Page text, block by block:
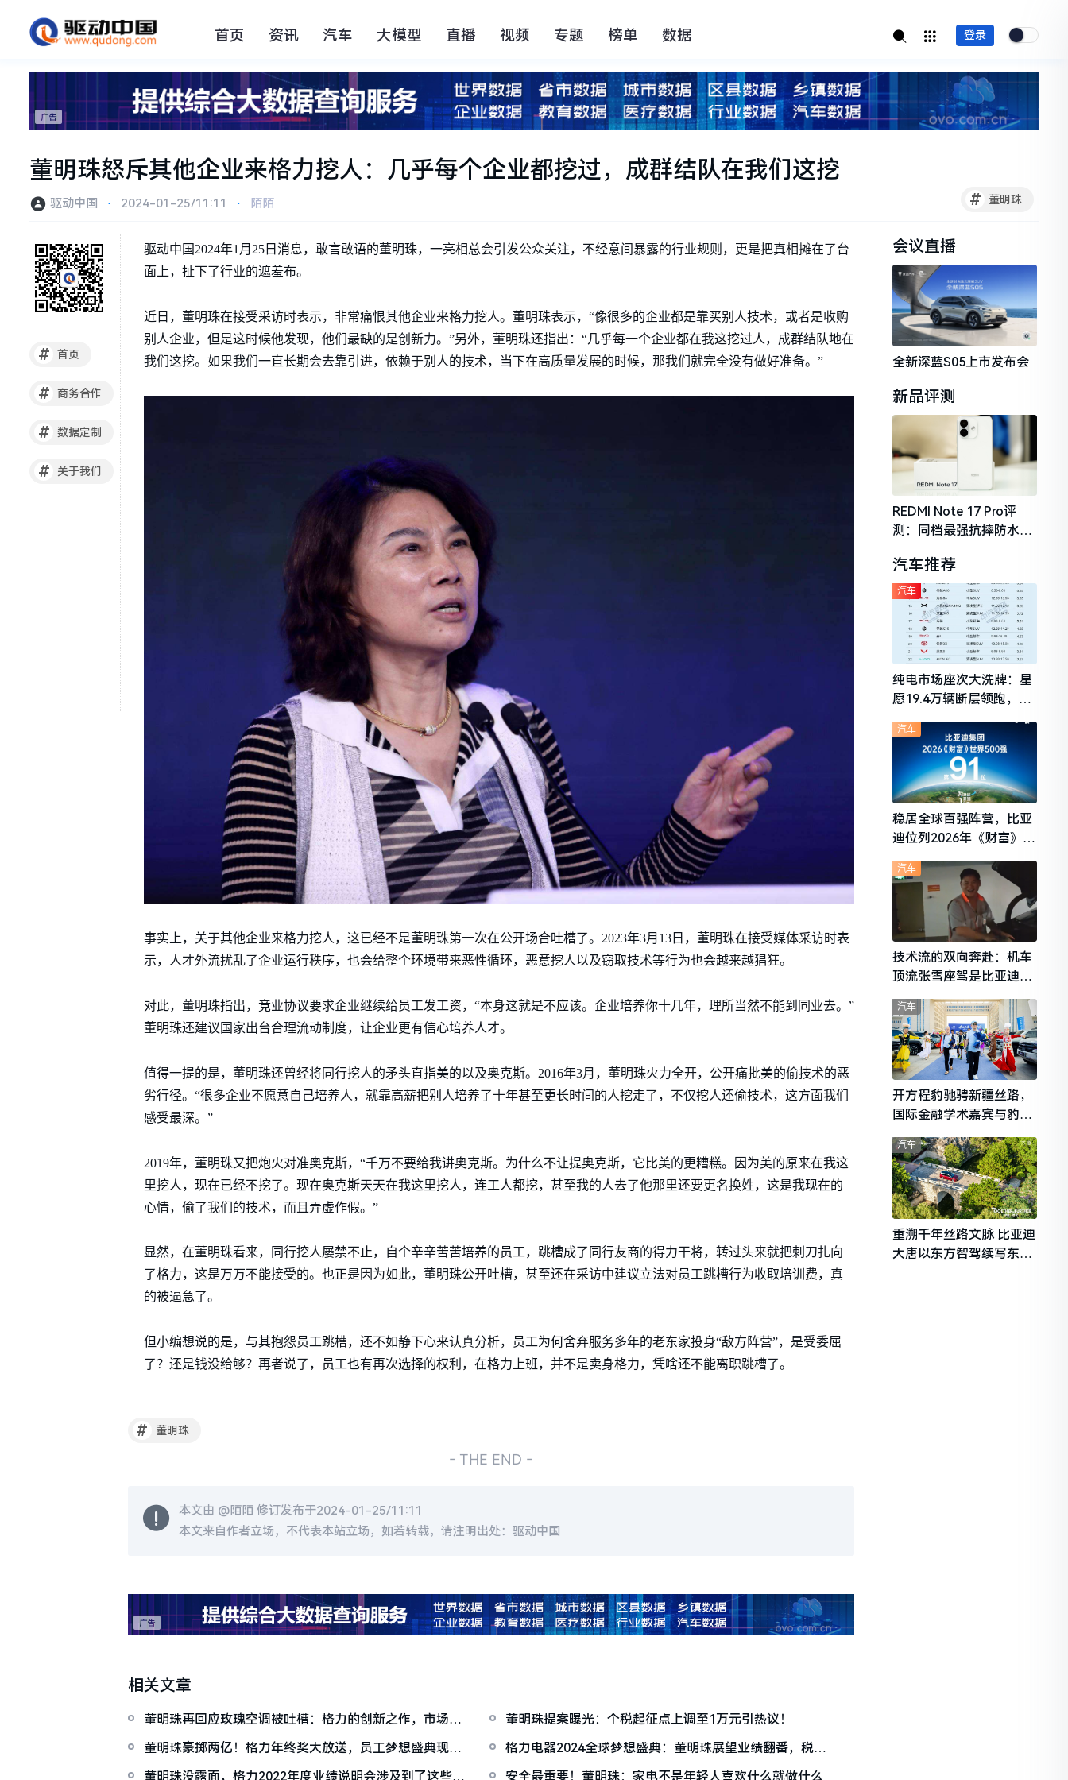
首页 资讯 汽车 大模型 直播 视频 专题 榜单 数据 登录
董明珠怒斥其他企业来格力挖人：几乎每个企业都挖过，成群结队在我们这挖
# 董明珠
驱动中国 ⋅ 2024-01-25/11:11 ⋅ 陌陌
# 首页
# 商务合作
# 数据定制
# 关于我们
驱动中国2024年1月25日消息，敢言敢语的董明珠，一亮相总会引发公众关注，不经意间暴露的行业规则，更是把真相摊在了台
面上，扯下了行业的遮羞布。
近日，董明珠在接受采访时表示，非常痛恨其他企业来格力挖人。董明珠表示，“像很多的企业都是靠买别人技术，或者是收购
别人企业，但是这时候他发现，他们最缺的是创新力。”另外，董明珠还指出：“几乎每一个企业都在我这挖过人，成群结队地在
我们这挖。如果我们一直长期会去靠引进，依赖于别人的技术，当下在高质量发展的时候，那我们就完全没有做好准备。”
事实上，关于其他企业来格力挖人，这已经不是董明珠第一次在公开场合吐槽了。2023年3月13日，董明珠在接受媒体采访时表
示，人才外流扰乱了企业运行秩序，也会给整个环境带来恶性循环，恶意挖人以及窃取技术等行为也会越来越猖狂。
对此，董明珠指出，竞业协议要求企业继续给员工发工资，“本身这就是不应该。企业培养你十几年，理所当然不能到同业去。”
董明珠还建议国家出台合理流动制度，让企业更有信心培养人才。
值得一提的是，董明珠还曾经将同行挖人的矛头直指美的以及奥克斯。2016年3月，董明珠火力全开，公开痛批美的偷技术的恶
劣行径。“很多企业不愿意自己培养人，就靠高薪把别人培养了十年甚至更长时间的人挖走了，不仅挖人还偷技术，这方面我们
感受最深。”
2019年，董明珠又把炮火对准奥克斯，“千万不要给我讲奥克斯。为什么不让提奥克斯，它比美的更糟糕。因为美的原来在我这
里挖人，现在已经不挖了。现在奥克斯天天在我这里挖人，连工人都挖，甚至我的人去了他那里还要更名换姓，这是我现在的
心情，偷了我们的技术，而且弄虚作假。”
显然，在董明珠看来，同行挖人屡禁不止，自个辛辛苦苦培养的员工，跳槽成了同行友商的得力干将，转过头来就把刺刀扎向
了格力，这是万万不能接受的。也正是因为如此，董明珠公开吐槽，甚至还在采访中建议立法对员工跳槽行为收取培训费，真
的被逼急了。
但小编想说的是，与其抱怨员工跳槽，还不如静下心来认真分析，员工为何舍弃服务多年的老东家投身“敌方阵营”，是受委屈
了？还是钱没给够？再者说了，员工也有再次选择的权利，在格力上班，并不是卖身格力，凭啥还不能离职跳槽了。
# 董明珠
- THE END -
本文由 @陌陌修订发布于2024-01-25/11:11
本文来自作者立场，不代表本站立场，如若转载，请注明出处：驱动中国
相关文章
董明珠再回应玫瑰空调被吐槽：格力的创新之作，市场上
独一无二
董明珠提案曝光：个税起征点上调至1万元引热议！
董明珠豪掷两亿！格力年终奖大放送，员工梦想盛典现场
沸腾
格力电器2024全球梦想盛典：董明珠展望业绩翻番，税收
贡献目标超200亿
董明珠没露面，格力2022年度业绩说明会涉及到了这些问 安全最重要！董明珠：家电不是年轻人喜欢什么就做什么
会议直播
全新深蓝S05上市发布会
新品评测
REDMI Note 17 Pro评
测：同档最强抗摔防水，
守门员
汽车推荐
纯电市场座次大洗牌：星
愿19.4万辆断层领跑，理
想i6成最强黑马
汽车
稳居全球百强阵营，比亚
迪位列2026年《财富》世
汽车
技术流的双向奔赴：机车
顶流张雪座驾是比亚迪秦
L
汽车
开方程豹驰骋新疆丝路，
国际金融学术嘉宾与豹友
共赴山海热爱
汽车
重溯千年丝路文脉 比亚迪
大唐以东方智驾续写东西
汽车